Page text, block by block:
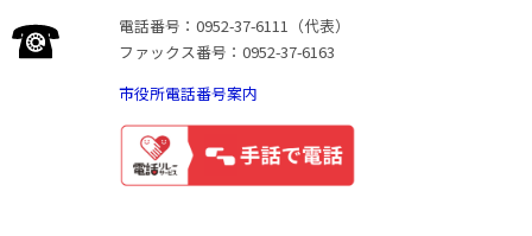
電話番号：0952-37-6111（代表）
ファックス番号：0952-37-6163
市役所電話番号案内